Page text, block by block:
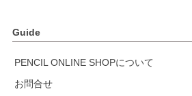
Guide
PENCIL ONLINE SHOPについて
お問合せ